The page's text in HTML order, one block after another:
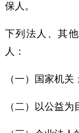
保人。
下列法人、其
人：
（一）国家机关
（二）以公益